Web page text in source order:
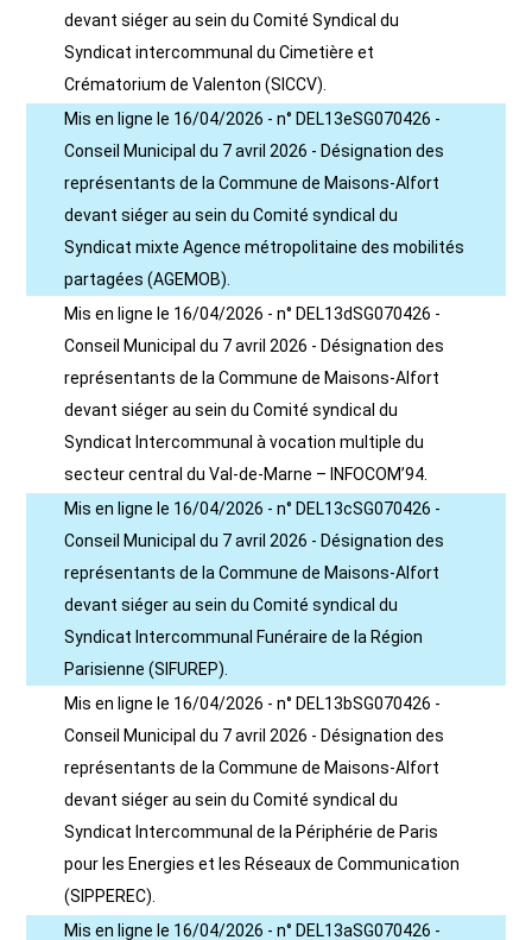
devant siéger au sein du Comité Syndical du
Syndicat intercommunal du Cimetière et
Crématorium de Valenton (SICCV).
Mis en ligne le 16/04/2026 - n° DEL13eSG070426 -
Conseil Municipal du 7 avril 2026 - Désignation des
représentants de la Commune de Maisons-Alfort
devant siéger au sein du Comité syndical du
Syndicat mixte Agence métropolitaine des mobilités
partagées (AGEMOB).
Mis en ligne le 16/04/2026 - n° DEL13dSG070426 -
Conseil Municipal du 7 avril 2026 - Désignation des
représentants de la Commune de Maisons-Alfort
devant siéger au sein du Comité syndical du
Syndicat Intercommunal à vocation multiple du
secteur central du Val-de-Marne – INFOCOM’94.
Mis en ligne le 16/04/2026 - n° DEL13cSG070426 -
Conseil Municipal du 7 avril 2026 - Désignation des
représentants de la Commune de Maisons-Alfort
devant siéger au sein du Comité syndical du
Syndicat Intercommunal Funéraire de la Région
Parisienne (SIFUREP).
Mis en ligne le 16/04/2026 - n° DEL13bSG070426 -
Conseil Municipal du 7 avril 2026 - Désignation des
représentants de la Commune de Maisons-Alfort
devant siéger au sein du Comité syndical du
Syndicat Intercommunal de la Périphérie de Paris
pour les Energies et les Réseaux de Communication
(SIPPEREC).
Mis en ligne le 16/04/2026 - n° DEL13aSG070426 -